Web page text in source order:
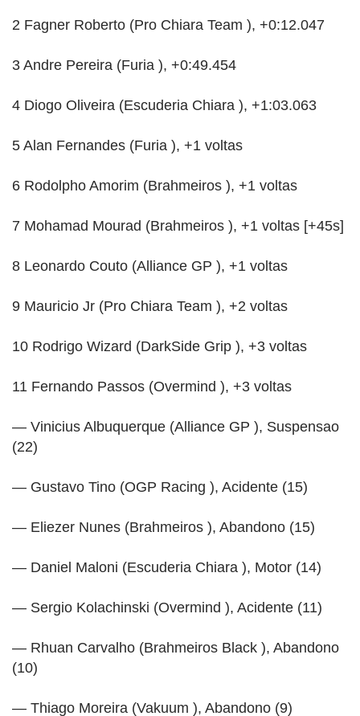
2 Fagner Roberto (Pro Chiara Team ), +0:12.047
3 Andre Pereira (Furia ), +0:49.454
4 Diogo Oliveira (Escuderia Chiara ), +1:03.063
5 Alan Fernandes (Furia ), +1 voltas
6 Rodolpho Amorim (Brahmeiros ), +1 voltas
7 Mohamad Mourad (Brahmeiros ), +1 voltas [+45s]
8 Leonardo Couto (Alliance GP ), +1 voltas
9 Mauricio Jr (Pro Chiara Team ), +2 voltas
10 Rodrigo Wizard (DarkSide Grip ), +3 voltas
11 Fernando Passos (Overmind ), +3 voltas
— Vinicius Albuquerque (Alliance GP ), Suspensao
(22)
— Gustavo Tino (OGP Racing ), Acidente (15)
— Eliezer Nunes (Brahmeiros ), Abandono (15)
— Daniel Maloni (Escuderia Chiara ), Motor (14)
— Sergio Kolachinski (Overmind ), Acidente (11)
— Rhuan Carvalho (Brahmeiros Black ), Abandono
(10)
— Thiago Moreira (Vakuum ), Abandono (9)